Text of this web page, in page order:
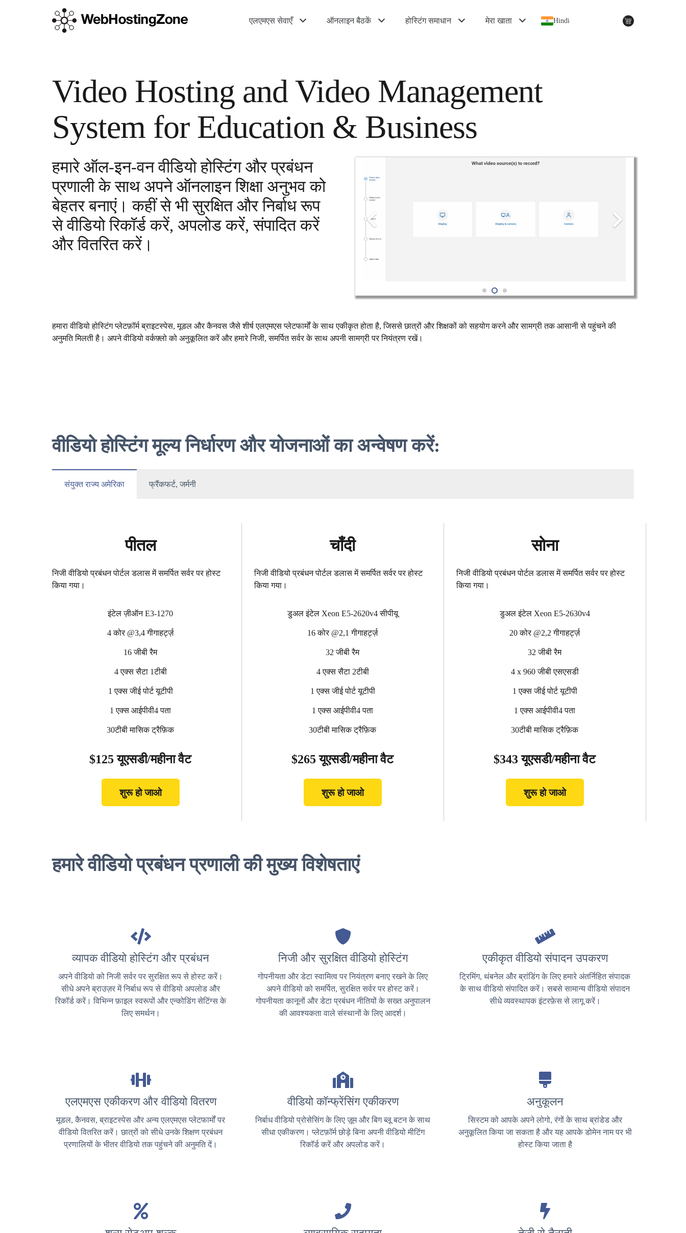
एलएमएस सेवाएँ ऑनलाइन बैठकें होस्टिंग समाधान मेरा खाता Hindi
Video Hosting and Video Management
System for Education & Business
हमारे ऑल-इन-वन वीडियो होस्टिंग और प्रबंधन
प्रणाली के साथ अपने ऑनलाइन शिक्षा अनुभव को
बेहतर बनाएं। कहीं से भी सुरक्षित और निर्बाध रूप
से वीडियो रिकॉर्ड करें, अपलोड करें, संपादित करें
और वितरित करें।
हमारा वीडियो होस्टिंग प्लेटफ़ॉर्म ब्राइटस्पेस, मूडल और कैनवस जैसे शीर्ष एलएमएस प्लेटफार्मों के साथ एकीकृत होता है, जिससे छात्रों और शिक्षकों को सहयोग करने और सामग्री तक आसानी से पहुंचने की
अनुमति मिलती है। अपने वीडियो वर्कफ़्लो को अनुकूलित करें और हमारे निजी, समर्पित सर्वर के साथ अपनी सामग्री पर नियंत्रण रखें।
वीडियो होस्टिंग मूल्य निर्धारण और योजनाओं का अन्वेषण करें:
संयुक्त राज्य अमेरिका फ्रैंकफर्ट, जर्मनी
पीतल
निजी वीडियो प्रबंधन पोर्टल डलास में समर्पित सर्वर पर होस्ट
किया गया।
इंटेल ज़ीऑन E3-1270
4 कोर @3,4 गीगाहर्ट्ज़
16 जीबी रैम
4 एक्स सैटा 1टीबी
1 एक्स जीई पोर्ट यूटीपी
1 एक्स आईपीवी4 पता
30टीबी मासिक ट्रैफ़िक
$125 यूएसडी/महीना वैट
शुरू हो जाओ
चाँदी
निजी वीडियो प्रबंधन पोर्टल डलास में समर्पित सर्वर पर होस्ट
किया गया।
डुअल इंटेल Xeon E5-2620v4 सीपीयू
16 कोर @2,1 गीगाहर्ट्ज़
32 जीबी रैम
4 एक्स सैटा 2टीबी
1 एक्स जीई पोर्ट यूटीपी
1 एक्स आईपीवी4 पता
30टीबी मासिक ट्रैफ़िक
$265 यूएसडी/महीना वैट
शुरू हो जाओ
सोना
निजी वीडियो प्रबंधन पोर्टल डलास में समर्पित सर्वर पर होस्ट
किया गया।
डुअल इंटेल Xeon E5-2630v4
20 कोर @2,2 गीगाहर्ट्ज़
32 जीबी रैम
4 x 960 जीबी एसएसडी
1 एक्स जीई पोर्ट यूटीपी
1 एक्स आईपीवी4 पता
30टीबी मासिक ट्रैफ़िक
$343 यूएसडी/महीना वैट
शुरू हो जाओ
हमारे वीडियो प्रबंधन प्रणाली की मुख्य विशेषताएं
व्यापक वीडियो होस्टिंग और प्रबंधन
अपने वीडियो को निजी सर्वर पर सुरक्षित रूप से होस्ट करें।
सीधे अपने ब्राउज़र में निर्बाध रूप से वीडियो अपलोड और
रिकॉर्ड करें। विभिन्न फ़ाइल स्वरूपों और एन्कोडिंग सेटिंग्स के
लिए समर्थन।
निजी और सुरक्षित वीडियो होस्टिंग
गोपनीयता और डेटा स्वामित्व पर नियंत्रण बनाए रखने के लिए
अपने वीडियो को समर्पित, सुरक्षित सर्वर पर होस्ट करें।
गोपनीयता कानूनों और डेटा प्रबंधन नीतियों के सख्त अनुपालन
की आवश्यकता वाले संस्थानों के लिए आदर्श।
एकीकृत वीडियो संपादन उपकरण
ट्रिमिंग, थंबनेल और ब्रांडिंग के लिए हमारे अंतर्निहित संपादक
के साथ वीडियो संपादित करें। सबसे सामान्य वीडियो संपादन
सीधे व्यवस्थापक इंटरफ़ेस से लागू करें।
एलएमएस एकीकरण और वीडियो वितरण
मूडल, कैनवस, ब्राइटस्पेस और अन्य एलएमएस प्लेटफार्मों पर
वीडियो वितरित करें। छात्रों को सीधे उनके शिक्षण प्रबंधन
प्रणालियों के भीतर वीडियो तक पहुंचने की अनुमति दें।
वीडियो कॉन्फ्रेंसिंग एकीकरण
निर्बाध वीडियो प्रोसेसिंग के लिए ज़ूम और बिग ब्लू बटन के साथ
सीधा एकीकरण। प्लेटफ़ॉर्म छोड़े बिना अपनी वीडियो मीटिंग
रिकॉर्ड करें और अपलोड करें।
अनुकूलन
सिस्टम को आपके अपने लोगो, रंगों के साथ ब्रांडेड और
अनुकूलित किया जा सकता है और यह आपके डोमेन नाम पर भी
होस्ट किया जाता है